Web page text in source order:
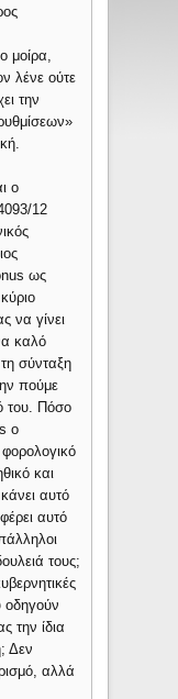
μοίρα,
λένε ούτε
την
ο
12
ως
να γίνει
καλό
σύνταξη
πούμε
του. Πόσο
o
και
αυτό
αυτό
τους;
οδηγούν
την ίδια
Δεν
αλλά